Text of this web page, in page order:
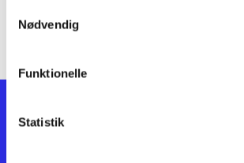
Nødvendig
Funktionelle
Statistik
lorem ipsum dolor sit amet ...